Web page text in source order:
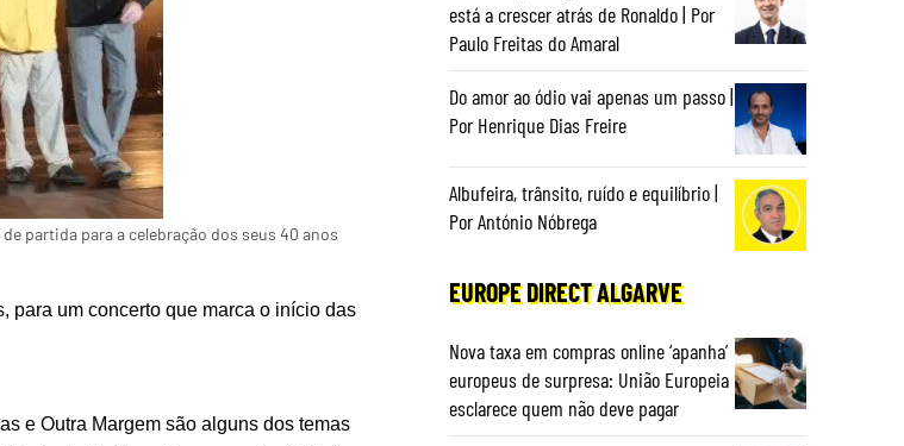
partida para a celebração dos seus 40 anos
para um concerto que marca o início das
e Outra Margem são alguns dos temas
está a crescer atrás de Ronaldo | Por
Paulo Freitas do Amaral
Do amor ao ódio vai apenas um passo |
Por Henrique Dias Freire
Albufeira, trânsito, ruído e equilíbrio |
Por António Nóbrega
EUROPE DIRECT ALGARVE
Nova taxa em compras online ‘apanha’
europeus de surpresa: União Europeia
esclarece quem não deve pagar